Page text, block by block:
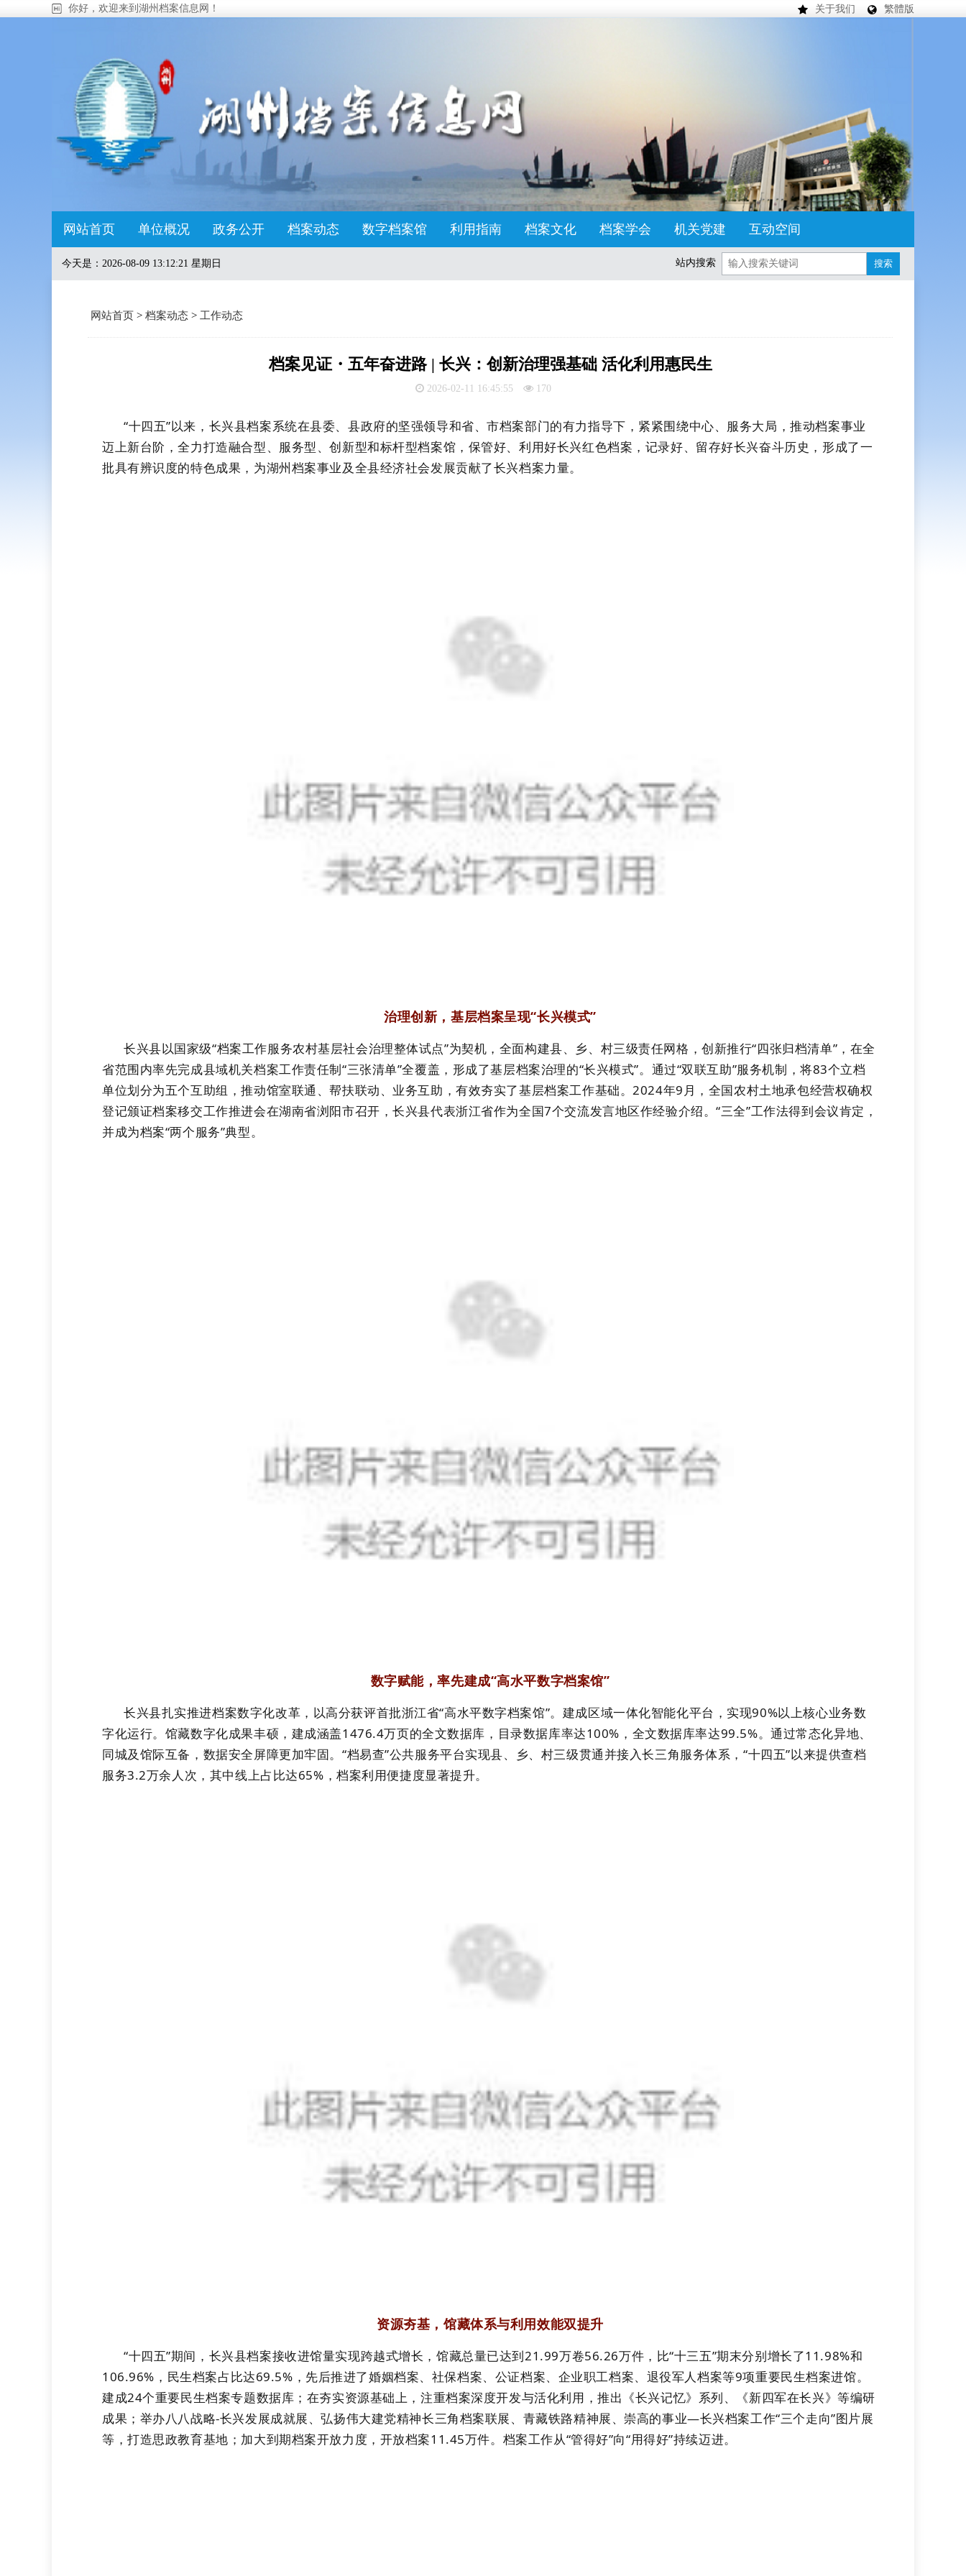
你好，欢迎来到湖州档案信息网！ 关于我们 繁體版
网站首页 单位概况 政务公开 档案动态 数字档案馆 利用指南 档案文化 档案学会 机关党建 互动空间
今天是： 2026-08-09 13:12:22 星期日 站内搜索 搜索
网站首页 > 档案动态 > 工作动态
档案见证・五年奋进路 | 长兴：创新治理强基础 活化利用惠民生
2026-02-11 16:45:55 170
“十四五”以来，长兴县档案系统在县委、县政府的坚强领导和省、市档案部门的有力指导下，紧紧围绕中心、服务大局，推动档案事业
迈上新台阶，全力打造融合型、服务型、创新型和标杆型档案馆，保管好、利用好长兴红色档案，记录好、留存好长兴奋斗历史， 形成了一
批具有辨识度的特色成果，为湖州档案事业及全县经济社会发展贡献了长兴档案力量。
治理创新，基层档案呈现“长兴模式”
长兴县以国家级“档案工作服务农村基层社会治理整体试点”为契机，全面构建县、乡、村三级责任网格，创新推行“四张归档清单” ，在全
省范围内率先完成县域机关档案工作责任制“三张清单”全覆盖 ，形成了基层档案治理的“长兴模式”。通过“双联互助”服务机制，将83个立档
单位划分为五个互助组，推动馆室联通、帮扶联动、 业务互助，有效夯实了基层档案工作基础。2024年9月，全国农村土地承包经营权确权
登记颁证档案移交工作推进会在湖南省浏阳市召开，长兴县代表浙江省作为全国7个交流发言地区作经验介绍。“三全”工作法得到会议肯定，
并成为档案“两个服务”典型。
数字赋能，率先建成“高水平数字档案馆”
长兴县扎实推进档案数字化改革，以高分获评首批浙江省“高水平数字档案馆”。建成区域一体化智能化平台，实现90%以上核心业务数
字化运行。馆藏数字化成果丰硕，建成涵盖1476.4万页的全文数据库，目录数据库率达100%，全文数据库率达99.5%。通过常态化异地、
同城及馆际互备，数据安全屏障更加牢固。“档易查”公共服务平台实现县、乡、村三级贯通并接入长三角服务体系，“十四五”以来提供查档
服务3.2万余人次，其中线上占比达65%，档案利用便捷度显著提升。
资源夯基，馆藏体系与利用效能双提升
“十四五”期间，长兴县档案接收进馆量实现跨越式增长，馆藏总量已达到21.99万卷56.26万件 ， 比“十三五”期末分别增长了11.98%和
106.96%，民生档案占比达69.5%，先后推进了婚姻档案、社保档案、公证档案、企业职工档案、退役军人档案等9项重要民生档案进馆。
建成24个重要民生档案专题数据库 ； 在夯实资源基础上，注重档案深度开发与活化利用 ，推出《长兴记忆》系列、《新四军在长兴》等编研
成果； 举办八八战略-长兴发展成就展、弘扬伟大建党精神长三角档案联展、青藏铁路精神展、崇高的事业—长兴档案工作“三个走向”图片展
等，打造思政教育基地 ；加大到期档案开放力度，开放档案11.45万件。档案工作从“管得好”向“用得好”持续迈进。